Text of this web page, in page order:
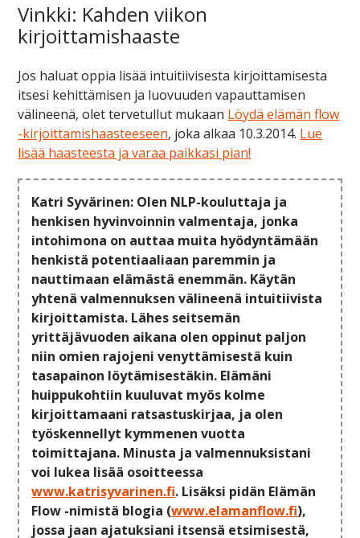
Vinkki: Kahden viikon
kirjoittamishaaste
Jos haluat oppia lisää intuitiivisesta kirjoittamisesta
itsesi kehittämisen ja luovuuden vapauttamisen
välineenä, olet tervetullut mukaan Löydä elämän flow
-kirjoittamishaasteeseen, joka alkaa 10.3.2014. Lue
lisää haasteesta ja varaa paikkasi pian!
Katri Syvärinen: Olen NLP-kouluttaja ja
henkisen hyvinvoinnin valmentaja, jonka
intohimona on auttaa muita hyödyntämään
henkistä potentiaaliaan paremmin ja
nauttimaan elämästä enemmän. Käytän
yhtenä valmennuksen välineenä intuitiivista
kirjoittamista. Lähes seitsemän
yrittäjävuoden aikana olen oppinut paljon
niin omien rajojeni venyttämisestä kuin
tasapainon löytämisestäkin. Elämäni
huippukohtiin kuuluvat myös kolme
kirjoittamaani ratsastuskirjaa, ja olen
työskennellyt kymmenen vuotta
toimittajana. Minusta ja valmennuksistani
voi lukea lisää osoitteessa
www.katrisyvarinen.fi. Lisäksi pidän Elämän
Flow -nimistä blogia (www.elamanflow.fi),
jossa jaan ajatuksiani itsensä etsimisestä,